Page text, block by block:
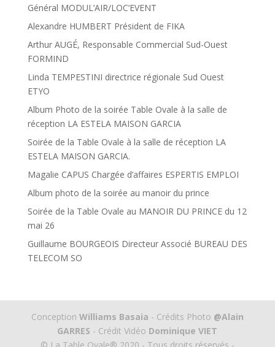
Général MODUL’AIR/LOC’EVENT
Alexandre HUMBERT Président de FIKA
Arthur AUGÉ, Responsable Commercial Sud-Ouest
FORMIND
Linda TEMPESTINI directrice régionale Sud Ouest
ETYO
Album Photo de la soirée Table Ovale à la salle de
réception LA ESTELA MAISON GARCIA
Soirée de la Table Ovale à la salle de réception LA
ESTELA MAISON GARCIA.
Magalie CAPUS Chargée d’affaires ESPERTIS EMPLOI
Album photo de la soirée au manoir du prince
Soirée de la Table Ovale au MANOIR DU PRINCE du 12
mai 26
Guillaume BOURGEOIS Directeur Associé BUREAU DES
TELECOM SO
Conception Williams Basaia - Crédits Photo @Alain
GARRES - Crédit Vidéo Dominique VIET